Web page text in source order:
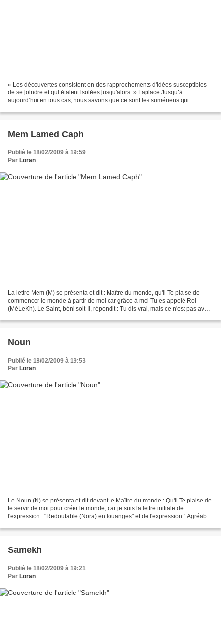
« Les découvertes consistent en des rapprochements d'idées susceptibles
de se joindre et qui étaient isolées jusqu'alors. » Laplace Jusqu’à
aujourd’hui en tous cas, nous savons que ce sont les sumériens qui
Mem Lamed Caph
Publié le 18/02/2009 à 19:59
Par Loran
La lettre Mem (M) se présenta et dit : Maître du monde, qu'il Te plaise de
commencer le monde à partir de moi car grâce à moi Tu es appelé Roi
(MéLeKh). Le Saint, béni soit-Il, répondit : Tu dis vrai, mais ce n'est pas avec
Noun
Publié le 18/02/2009 à 19:53
Par Loran
Le Noun (N) se présenta et dit devant le Maître du monde : Qu'il Te plaise de
te servir de moi pour créer le monde, car je suis la lettre initiale de
l'expression : "Redoutable (Nora) en louanges" et de l'expression " Agréable
Samekh
Publié le 18/02/2009 à 19:21
Par Loran